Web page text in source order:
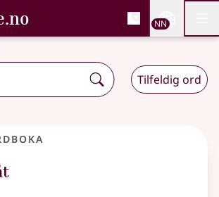
, Bokmålsordboka og
NN
Tilfeldig ord